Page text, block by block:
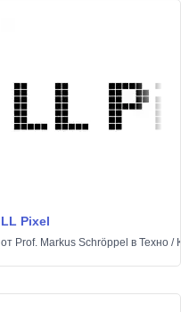
LL Pixel
от Prof. Markus Schröppel в Техно /